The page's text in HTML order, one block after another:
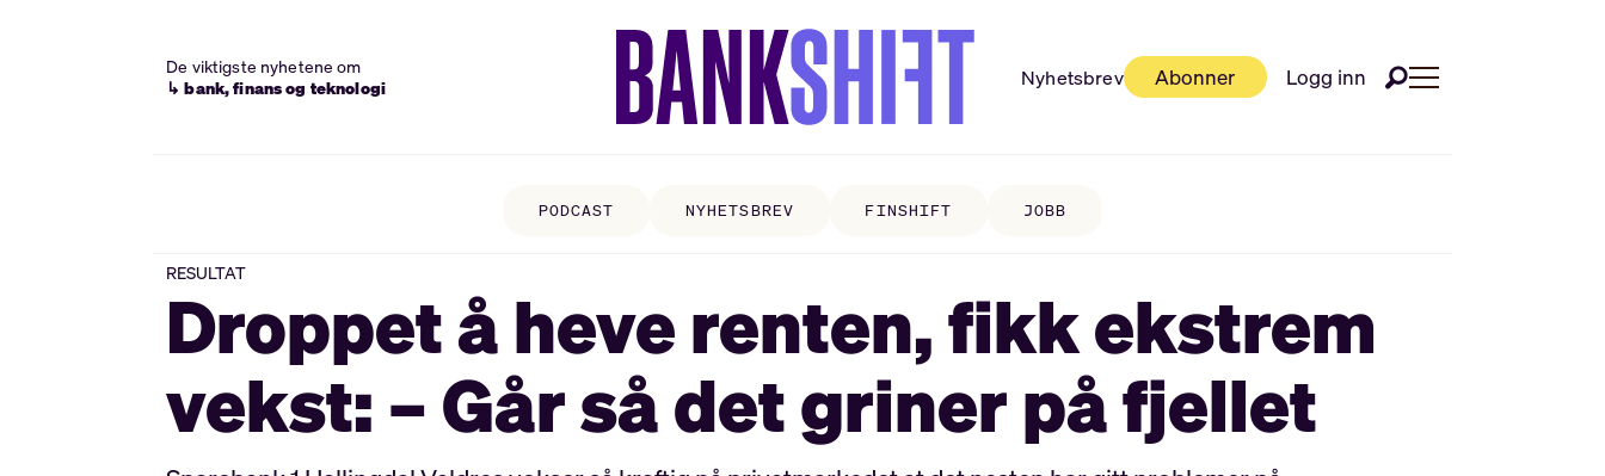
De viktigste nyhetene om
↳ bank, finans og teknologi
Nyhetsbrev Abonner Logg inn
PODCAST NYHETSBREV FINSHIFT JOBB
RESULTAT
Droppet å heve renten, fikk ekstrem
vekst: – Går så det griner på fjellet